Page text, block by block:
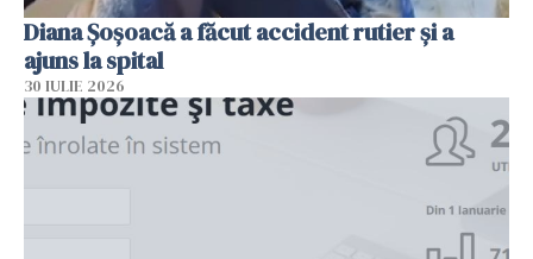
Diana Șoșoacă a făcut accident rutier și a
ajuns la spital
30 IULIE 2026